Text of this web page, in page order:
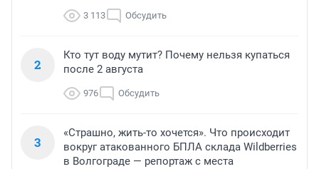
3 113 Обсудить
2
Кто тут воду мутит? Почему нельзя купаться
после 2 августа
976 Обсудить
3
«Страшно, жить-то хочется». Что происходит
вокруг атакованного БПЛА склада Wildberries
в Волгограде — репортаж с места